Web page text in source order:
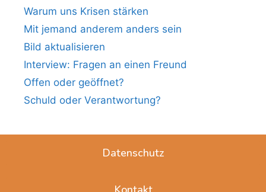
Warum uns Krisen stärken
Mit jemand anderem anders sein
Bild aktualisieren
Interview: Fragen an einen Freund
Offen oder geöffnet?
Schuld oder Verantwortung?
Datenschutz